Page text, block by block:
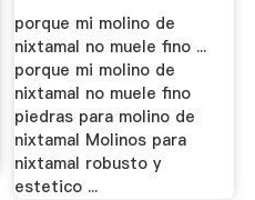
porque mi molino de
nixtamal no muele fino ...
porque mi molino de
nixtamal no muele fino
piedras para molino de
nixtamal Molinos para
nixtamal robusto y
estetico ...